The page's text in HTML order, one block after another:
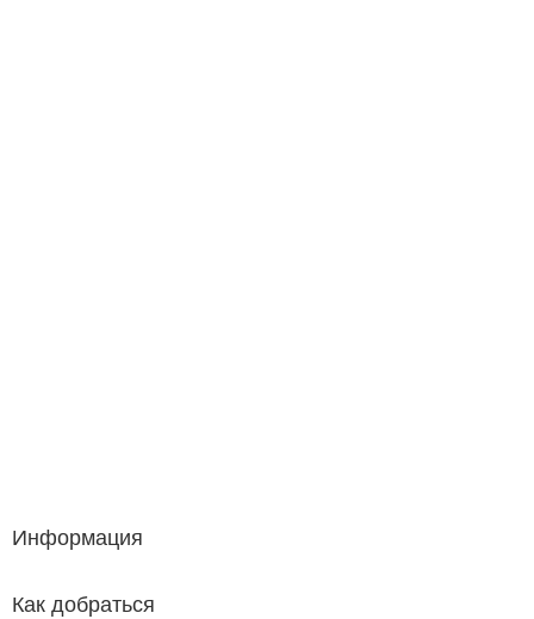
Информация
Как добраться